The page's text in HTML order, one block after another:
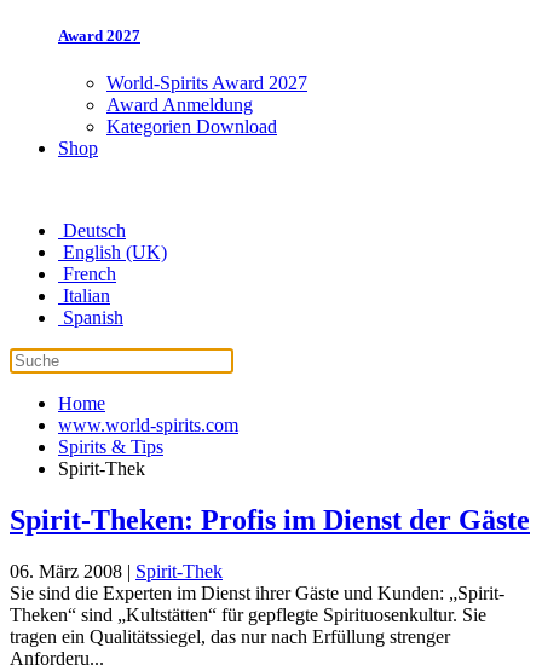
Award 2027
World-Spirits Award 2027
Award Anmeldung
Kategorien Download
Shop
Deutsch
English (UK)
French
Italian
Spanish
Home
www.world-spirits.com
Spirits & Tips
Spirit-Thek
Spirit-Theken: Profis im Dienst der Gäste
06. März 2008 | Spirit-Thek
Sie sind die Experten im Dienst ihrer Gäste und Kunden: „Spirit-
Theken“ sind „Kultstätten“ für gepflegte Spirituosenkultur. Sie
tragen ein Qualitätssiegel, das nur nach Erfüllung strenger
Anforderu...